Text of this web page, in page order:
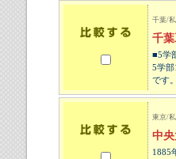
千葉/
千
■5学
5学
です
東京/
中
1885